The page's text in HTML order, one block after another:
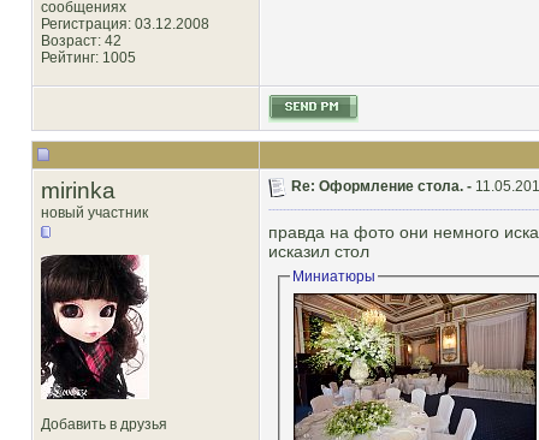
сообщениях
Регистрация: 03.12.2008
Возраст: 42
Рейтинг: 1005
mirinka
новый участник
Добавить в друзья
Re: Оформление стола. -
правда на фото они немного
исказил стол
Миниатюры